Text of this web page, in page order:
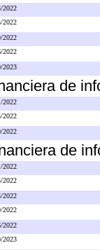
2022
2022
2022
2022
2023
de
2022
2022
2022
de
2022
2022
2022
2022
2022
2023